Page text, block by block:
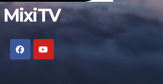
MixiTV